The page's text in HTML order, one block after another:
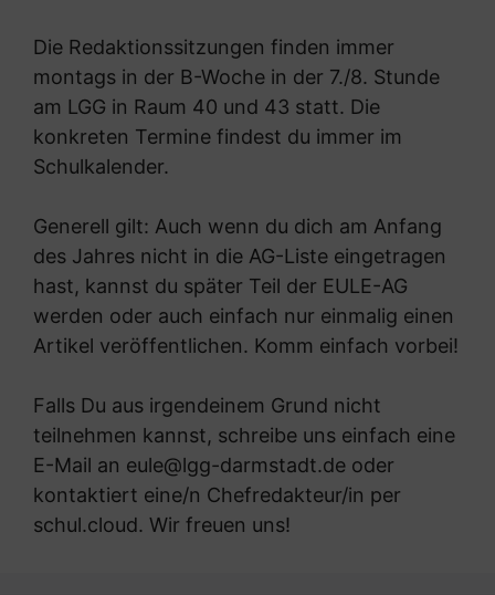
Die Redaktionssitzungen finden immer
montags in der B-Woche in der 7./8. Stunde
am LGG in Raum 40 und 43 statt. Die
konkreten Termine findest du immer im
Schulkalender.
Generell gilt: Auch wenn du dich am Anfang
des Jahres nicht in die AG-Liste eingetragen
hast, kannst du später Teil der EULE-AG
werden oder auch einfach nur einmalig einen
Artikel veröffentlichen. Komm einfach vorbei!
Falls Du aus irgendeinem Grund nicht
teilnehmen kannst, schreibe uns einfach eine
E-Mail an eule@lgg-darmstadt.de oder
kontaktiert eine/n Chefredakteur/in per
schul.cloud. Wir freuen uns!